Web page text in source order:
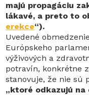
majú propagáciu
lákavé, a preto to
erekce“).
Uvedené
Európskeho
výživových a
potravín, konkrétne
stanovuje, že nie sú
„ktoré odkazujú na